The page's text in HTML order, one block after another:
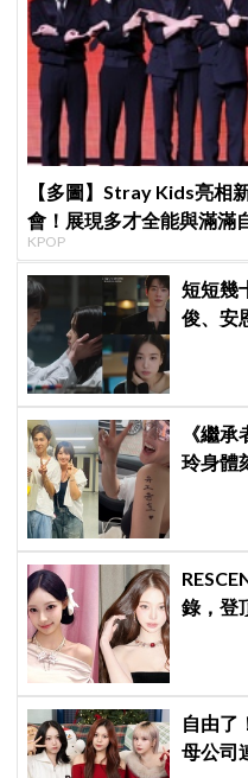
【多圖】Stray Kids亮相
會！展現多才全能與滿滿
日音樂圈
KPOP
短短幾
俊、安
《繼
玲身體
錄，登
自由了
母公司